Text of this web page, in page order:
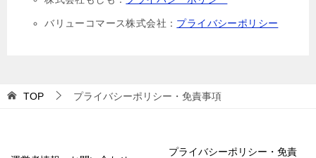
バリューコマース株式会社： プライバシーポリシー
TOP プライバシーポリシー・免責事項
プライバシーポリシー・免責